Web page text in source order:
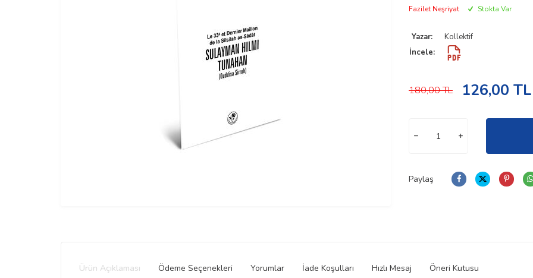
Fazilet Neşriyat Stokta Var
Yazar:
Kollektif
İncele:
180,00TL 126,00 TL
Paylaş
Ürün Açıklaması Ödeme Seçenekleri Yorumlar İade Koşulları Hızlı Mesaj Öneri Kutusu